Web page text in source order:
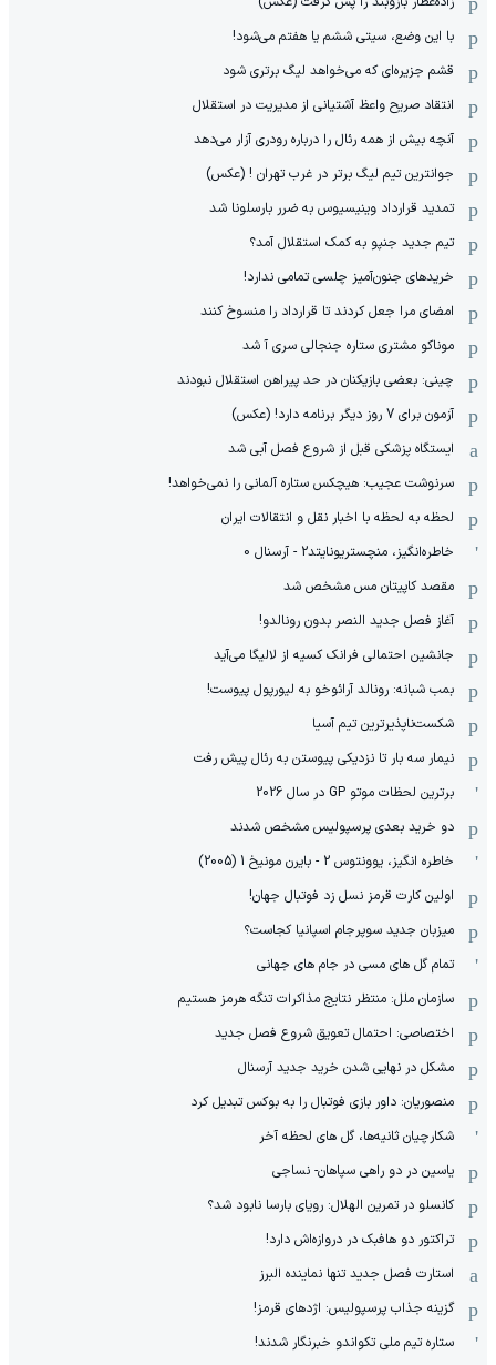
با این وضع، سیتی ششم یا هفتم می‌شود!
قشم جزیره‌ای که می‌خواهد لیگ برتری شود
انتقاد صریح واعظ آشتیانی از مدیریت در استقلال
آنچه بیش از همه رئال را درباره رودری آزار می‌دهد
جوانترین تیم لیگ برتر در غرب تهران ! (عکس)
تمدید قرارداد وینیسیوس به ضرر بارسلونا شد
تیم جدید جنپو به کمک استقلال آمد؟
خریدهای جنون‌آمیز چلسی تمامی ندارد!
امضای مرا جعل کردند تا قرارداد را منسوخ کنند
موناکو مشتری ستاره جنجالی سری آ شد
چینی: بعضی بازیکنان در حد پیراهن استقلال نبودند
آزمون برای 7 روز دیگر برنامه دارد! (عکس)
ایستگاه پزشکی قبل از شروع فصل آبی شد
سرنوشت عجیب: هیچکس ستاره آلمانی را نمی‌خواهد!
لحظه به لحظه با اخبار نقل و انتقالات ایران
خاطره‌انگیز، منچستریونایتد2 - آرسنال 0
مقصد کاپیتان مس مشخص شد
آغاز فصل جدید النصر بدون رونالدو!
جانشین احتمالی فرانک کسیه از لالیگا می‌آید
بمب شبانه: رونالد آرائوخو به لیورپول پیوست!
شکست‌ناپذیرترین تیم آسیا
نیمار سه بار تا نزدیکی پیوستن به رئال پیش رفت
برترین لحظات موتو GP در سال 2026
دو خرید بعدی پرسپولیس مشخص شدند
خاطره انگیز، یوونتوس 2 - بایرن مونیخ 1 (2005)
اولین کارت قرمز نسل زد فوتبال جهان!
میزبان جدید سوپرجام اسپانیا کجاست؟
تمام گل های مسی در جام های جهانی
سازمان ملل: منتظر نتایج مذاکرات تنگه هرمز هستیم
اختصاصی: احتمال تعویق شروع فصل جدید
مشکل در نهایی شدن خرید جدید آرسنال
منصوریان: داور بازی فوتبال را به بوکس تبدیل کرد
شکارچیان ثانیه‌ها، گل های لحظه آخر
یاسین در دو راهی سپاهان- نساجی
کانسلو در تمرین الهلال: رویای بارسا نابود شد؟
تراکتور دو هافبک در دروازه‌اش دارد!
استارت فصل جدید تنها نماینده البرز
گزینه جذاب پرسپولیس: اژدهای قرمز!
ستاره تیم ملی تکواندو خبرنگار شدند!